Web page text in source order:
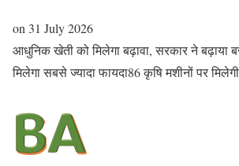
on 31 July 2026
आधुनिक खेती को मिलेगा बढ़ावा, सरकार ने बढ़ाया
मिलेगा सबसे ज्यादा फायदा86 कृषि मशीनों पर